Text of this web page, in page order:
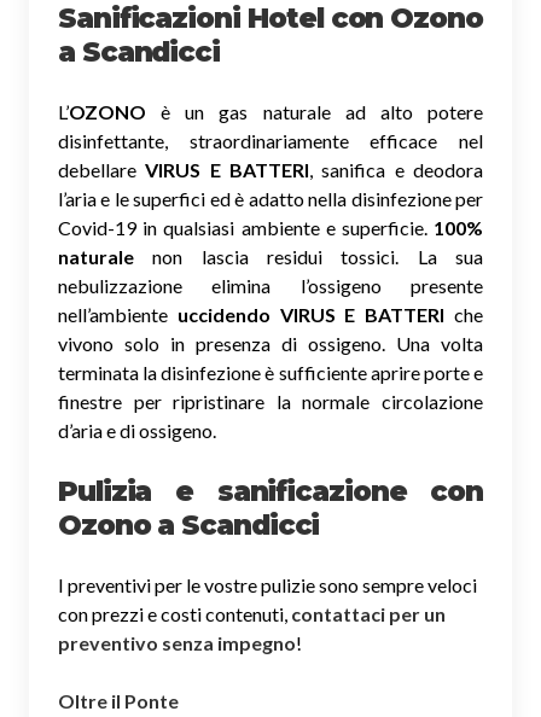
Sanificazioni Hotel con Ozono
a Scandicci
L’OZONO è un gas naturale ad alto potere
disinfettante, straordinariamente efficace nel
debellareVIRUS E BATTERI, sanifica e deodora
l’aria e le superfici ed è adatto nella disinfezione per
Covid-19 in qualsiasi ambiente e superficie. 100%
naturale non lascia residui tossici. La sua
nebulizzazione elimina l’ossigeno presente
nell’ambiente uccidendo VIRUS E BATTERI che
vivono solo in presenza di ossigeno. Una volta
terminata la disinfezione è sufficiente aprire porte e
finestre per ripristinare la normale circolazione
d’aria e di ossigeno.
Pulizia e sanificazione con
Ozono a Scandicci
I preventivi per le vostre pulizie sono sempre veloci
con prezzi e costi contenuti, contattaci per un
preventivo senza impegno!
Oltre il Ponte